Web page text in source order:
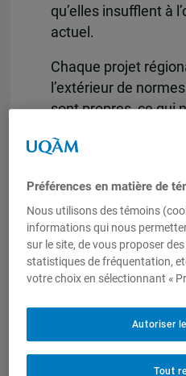
qu’elles insufflent à
actuel.
Chaque projet
l’extérieur de
sont propres, ce qui
groupements. Cette
chaque continent
planétaire. Bien que
est loin de
nouveau, elle a pris
notamment, la
d’associations
coopération
Préférences en matière de
Nous utilisons des témoins
informations qui nous
sur le site, de vous proposer
statistiques de fréquentation,
votre choix en sélectionnant «
Tout
Autoriser